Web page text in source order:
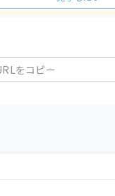
をコピー